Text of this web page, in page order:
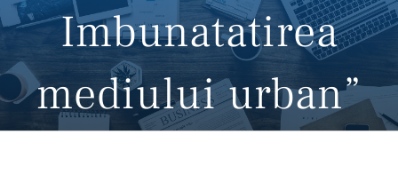
Imbunatatirea
mediului urban”